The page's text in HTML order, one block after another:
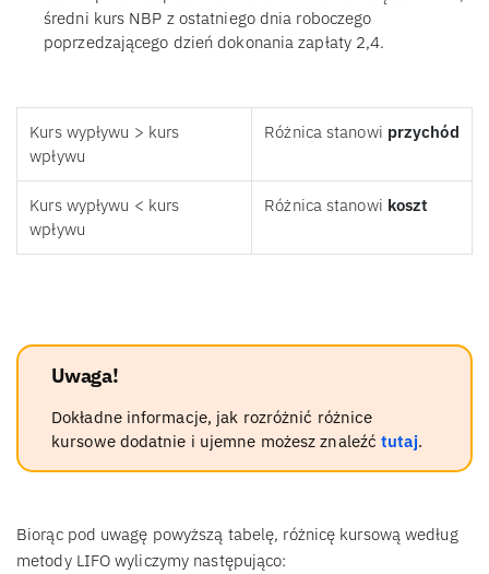
średni kurs NBP z ostatniego dnia roboczego
poprzedzającego dzień dokonania zapłaty 2,4.
Kurs wypływu > kurs
wpływu
Różnica stanowi przychód
Kurs wypływu < kurs
wpływu
Różnica stanowi koszt
Uwaga!
Dokładne informacje, jak rozróżnić różnice
kursowe dodatnie i ujemne możesz znaleźćtutaj.
Biorąc pod uwagę powyższą tabelę, różnicę kursową według
metody LIFO wyliczymy następująco: